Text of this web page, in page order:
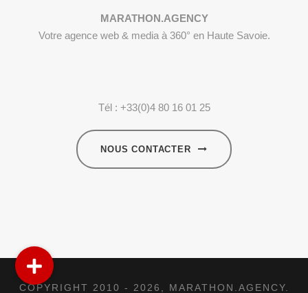
MARATHON.AGENCY
Votre agence web & media à 360° en Haute Savoie.
Tél : +33(0)4 80 16 01 25
NOUS CONTACTER
COPYRIGHT 2010 - 2026, MARATHON.AGENCY.